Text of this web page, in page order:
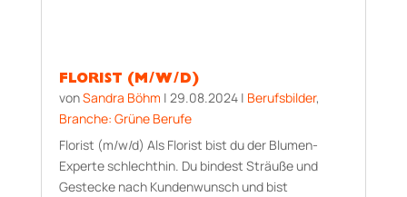
FLORIST (M/W/D)
vonSandra Böhm | 29.08.2024| Berufsbilder,
Branche: Grüne Berufe
Florist (m/w/d) Als Florist bist du der Blumen-
Experte schlechthin. Du bindest Sträuße und
Gestecke nach Kundenwunsch und bist